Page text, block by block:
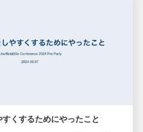
くするためにやったこと